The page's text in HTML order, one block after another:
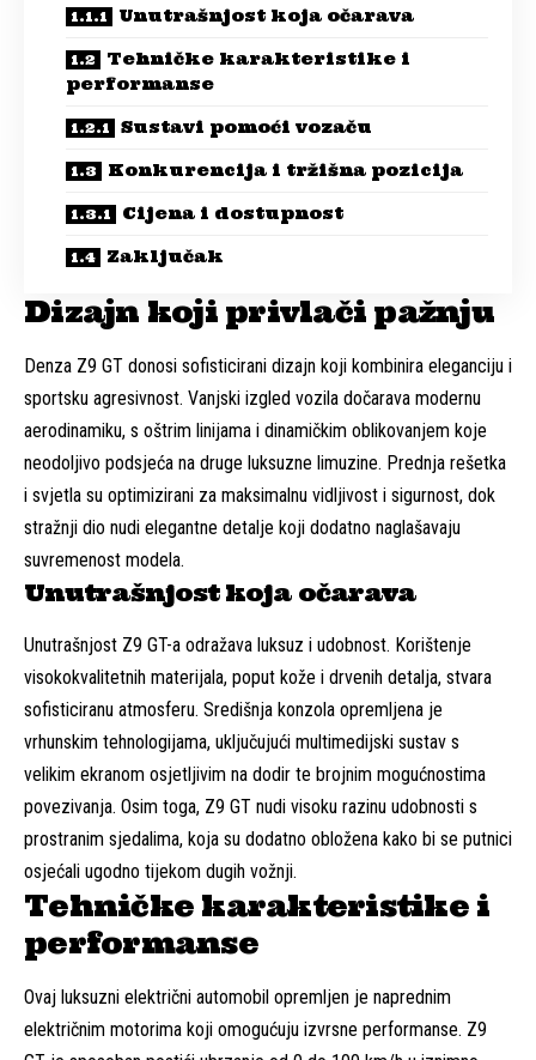
Unutrašnjost koja očarava
Tehničke karakteristike i
performanse
Sustavi pomoći vozaču
Konkurencija i tržišna pozicija
Cijena i dostupnost
Zaključak
Dizajn koji privlači pažnju
Denza Z9 GT donosi sofisticirani dizajn koji kombinira eleganciju i
sportsku agresivnost. Vanjski izgled vozila dočarava modernu
aerodinamiku, s oštrim linijama i dinamičkim oblikovanjem koje
neodoljivo podsjeća na druge luksuzne limuzine. Prednja rešetka
i svjetla su optimizirani za maksimalnu vidljivost i sigurnost, dok
stražnji dio nudi elegantne detalje koji dodatno naglašavaju
suvremenost modela.
Unutrašnjost koja očarava
Unutrašnjost Z9 GT-a odražava luksuz i udobnost. Korištenje
visokokvalitetnih materijala, poput kože i drvenih detalja, stvara
sofisticiranu atmosferu. Središnja konzola opremljena je
vrhunskim tehnologijama, uključujući multimedijski sustav s
velikim ekranom osjetljivim na dodir te brojnim mogućnostima
povezivanja. Osim toga, Z9 GT nudi visoku razinu udobnosti s
prostranim sjedalima, koja su dodatno obložena kako bi se putnici
osjećali ugodno tijekom dugih vožnji.
Tehničke karakteristike i
performanse
Ovaj luksuzni električni automobil opremljen je naprednim
električnim motorima koji omogućuju izvrsne performanse. Z9